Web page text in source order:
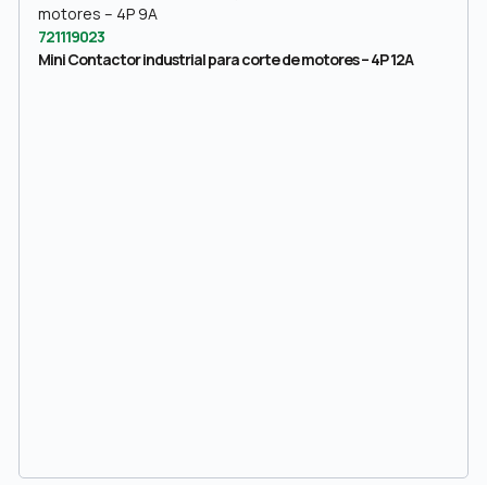
721119023
Mini Contactor industrial para corte de motores – 4P 12A